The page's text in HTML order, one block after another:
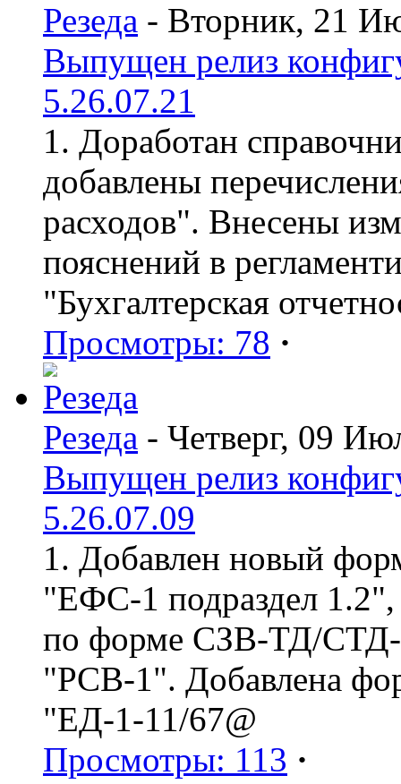
Резеда - Вторник, 21
Выпущен релиз
5.26.07.21
1. Доработан
добавлены
расходов". Внесены
пояснений в
"Бухгалтерская
Просмотры: 78 ·
Резеда - Четверг, 09
Выпущен релиз
5.26.07.09
1. Добавлен новый
"ЕФС-1 подраздел
по форме СЗВ-ТД/СТД-
"РСВ-1". Добавлена
"ЕД-1-11/67@
Просмотры: 113 ·